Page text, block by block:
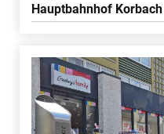
Hauptbahnhof Korbach